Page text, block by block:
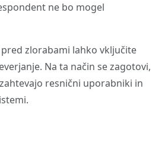
ne bo mogel
zlorabami lahko vključite
Na ta način se zagotovi,
resnični uporabniki in